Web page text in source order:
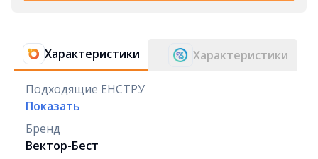
Характеристики Характеристики
Подходящие ЕНСТРУ
Показать
Бренд
Вектор-Бест